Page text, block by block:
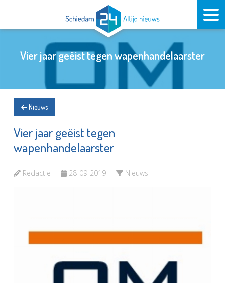
Vier jaar geëist tegen wapenhandelaarster
Nieuws
Vier jaar geëist tegen
wapenhandelaarster
Redactie 28-09-2019 Nieuws